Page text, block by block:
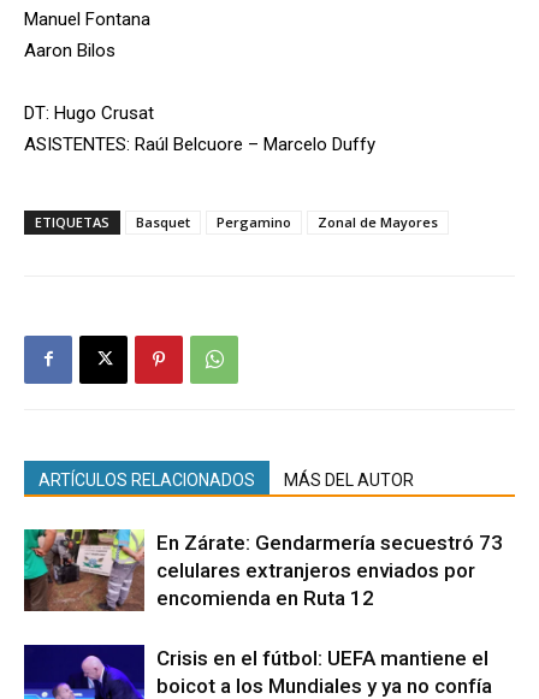
Manuel Fontana
Aaron Bilos
DT: Hugo Crusat
ASISTENTES: Raúl Belcuore – Marcelo Duffy
ETIQUETAS Basquet Pergamino Zonal de Mayores
ARTÍCULOS RELACIONADOS MÁS DEL AUTOR
En Zárate: Gendarmería secuestró 73
celulares extranjeros enviados por
encomienda en Ruta 12
Crisis en el fútbol: UEFA mantiene el
boicot a los Mundiales y ya no confía